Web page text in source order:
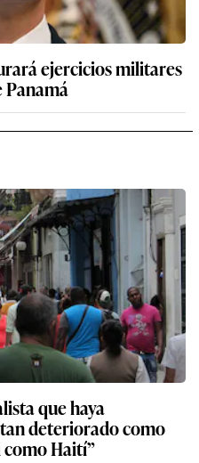
ejercicios militares
Panamá
que haya
deteriorado como
como Haití”